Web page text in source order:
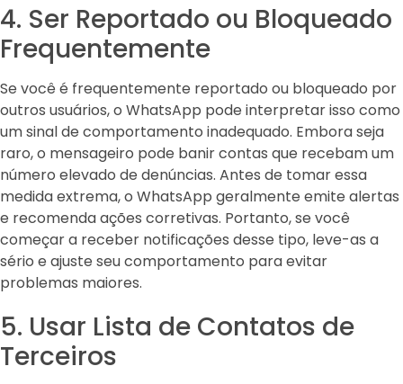
4. Ser Reportado ou Bloqueado
Frequentemente
Se você é frequentemente reportado ou bloqueado por
outros usuários, o WhatsApp pode interpretar isso como
um sinal de comportamento inadequado. Embora seja
raro, o mensageiro pode banir contas que recebam um
número elevado de denúncias. Antes de tomar essa
medida extrema, o WhatsApp geralmente emite alertas
e recomenda ações corretivas. Portanto, se você
começar a receber notificações desse tipo, leve-as a
sério e ajuste seu comportamento para evitar
problemas maiores.
5. Usar Lista de Contatos de
Terceiros